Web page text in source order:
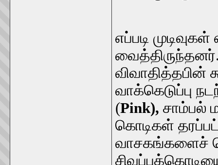
எப்படி
விவாதித்தபின்
வாக்கெடுப்பு
(Pink), சாம்பல்
கொடிகள்
வாசகங்களைச்